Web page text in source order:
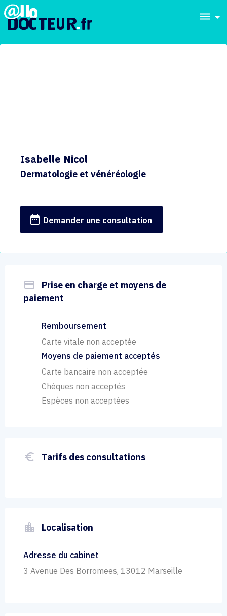
dehaze
Isabelle Nicol
Dermatologie et vénéréologie
date_range Demander une consultation
payment
Prise en charge et moyens de
paiement
Remboursement
Carte vitale non acceptée
Moyens de paiement acceptés
Carte bancaire non acceptée
Chèques non acceptés
Espèces non acceptées
euro_symbol Tarifs des consultations
location_city Localisation
Adresse du cabinet
3 Avenue Des Borromees, 13012 Marseille